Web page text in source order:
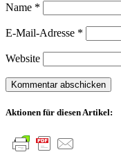
Name *
E-Mail-Adresse *
Website
Aktionen für diesen Artikel: